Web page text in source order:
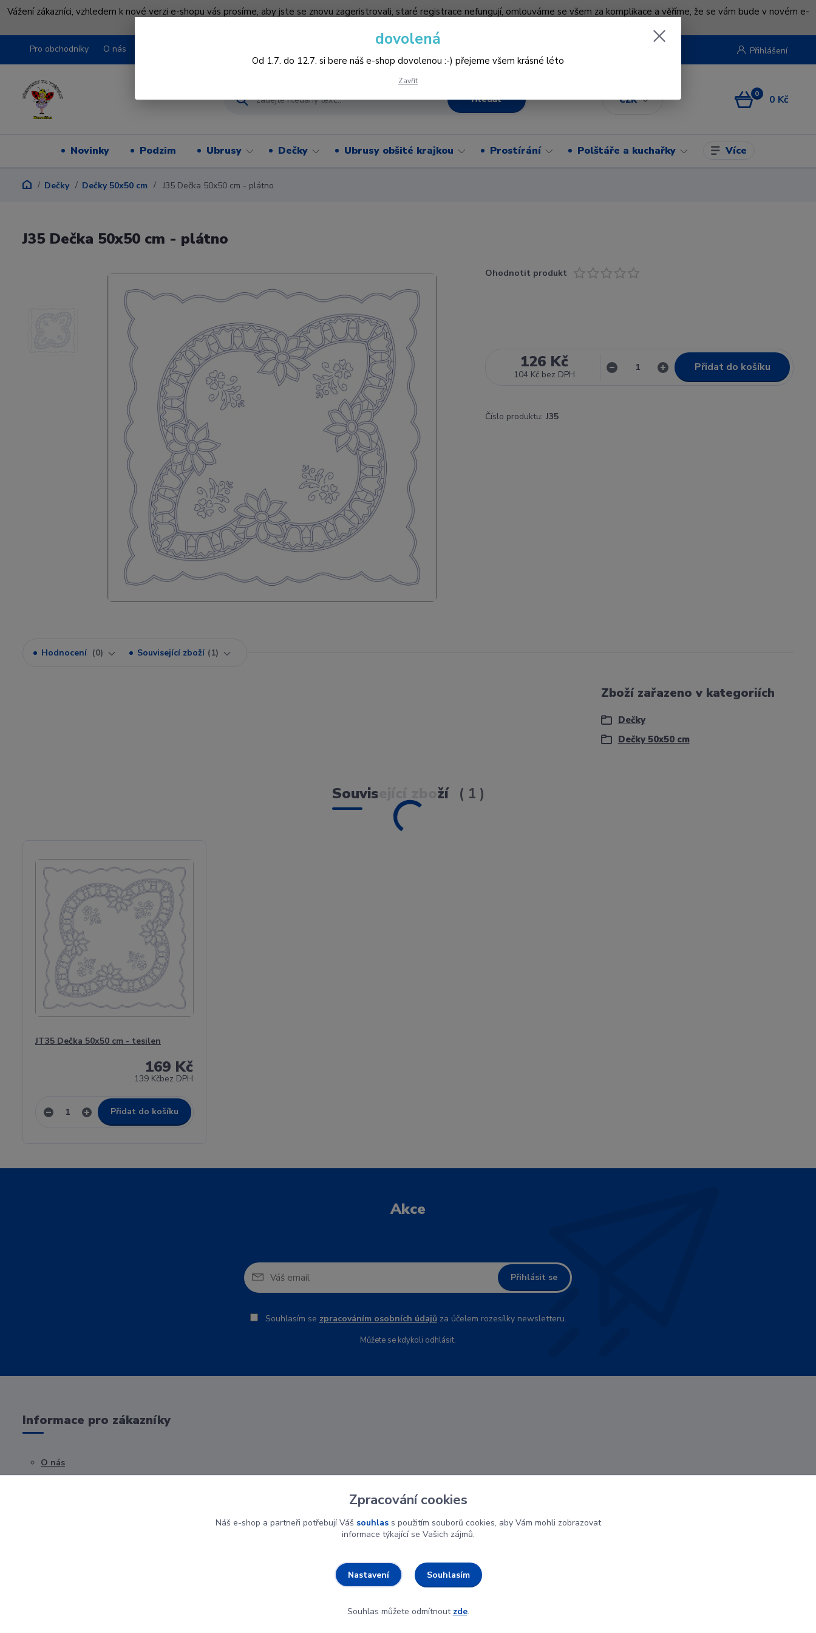
Vážení zákazníci, vzhledem k nové verzi e-shopu vás prosíme, aby jste se znovu zageristrovali, staré registrace nefungují, omlouváme se všem za komplikace a věříme, že se vám bude v novém e-
Pro obchodníky O nás
CZK
Přihlášení
Hledat 0 0 Kč
Novinky Podzim Ubrusy Dečky Ubrusy obšité krajkou Prostírání Polštáře a kuchařky Více
Dečky Dečky 50x50 cm J35 Dečka 50x50 cm - plátno
J35 Dečka 50x50 cm - plátno
Ohodnotit produkt
126 Kč
104 Kč bez DPH
Přidat do košíku
Číslo produktu: J35
Hodnocení 0 Související zboží 1
Zboží zařazeno v kategoriích
Dečky
Dečky 50x50 cm
Související zboží 1
JT35 Dečka 50x50 cm - tesilen
169 Kč
139 Kčbez DPH
Přidat do košíku
Akce
Přihlásit se
Souhlasím se zpracováním osobních údajůza účelem rozesílky newsletteru.
Můžete se kdykoli odhlásit.
Informace pro zákazníky
O nás
dovolená
Od 1.7. do 12.7. si bere náš e-shop dovolenou :-) přejeme všem krásné léto
Zavřít
Zpracování cookies
Náš e-shop a partneři potřebují Váš souhlass použitím souborů cookies, aby Vám mohli zobrazovat
informace týkající se Vašich zájmů.
Nastavení Souhlasím
Souhlas můžete odmítnout zde.